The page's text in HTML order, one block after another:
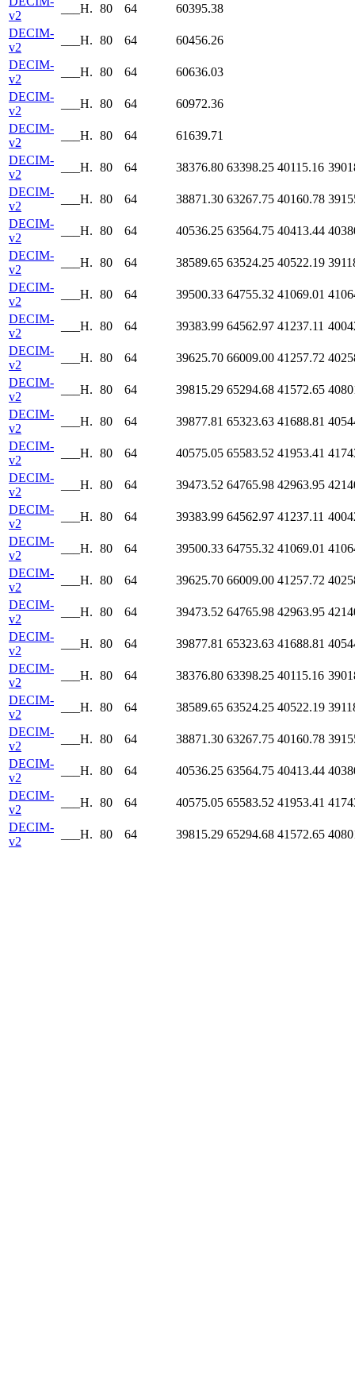
v2
___H. 80 64
60395.38
DECIM-
v2
___H. 80 64
60456.26
DECIM-
v2
___H. 80 64
60636.03
DECIM-
v2
___H. 80 64
60972.36
DECIM-
v2
___H. 80 64
61639.71
DECIM-
v2
___H. 80 64 38376.80 63398.25 40115.16
DECIM-
v2
___H. 80 64 38871.30 63267.75 40160.78
DECIM-
v2
___H. 80 64 40536.25 63564.75 40413.44
DECIM-
v2
___H. 80 64 38589.65 63524.25 40522.19
DECIM-
v2
___H. 80 64 39500.33 64755.32 41069.01
DECIM-
v2
___H. 80 64 39383.99 64562.97 41237.11
DECIM-
v2
___H. 80 64 39625.70 66009.00 41257.72
DECIM-
v2
___H. 80 64 39815.29 65294.68 41572.65
DECIM-
v2
___H. 80 64 39877.81 65323.63 41688.81
DECIM-
v2
___H. 80 64 40575.05 65583.52 41953.41
DECIM-
v2
___H. 80 64 39473.52 64765.98 42963.95
DECIM-
v2
___H. 80 64 39383.99 64562.97 41237.11
DECIM-
v2
___H. 80 64 39500.33 64755.32 41069.01
DECIM-
v2
___H. 80 64 39625.70 66009.00 41257.72
DECIM-
v2
___H. 80 64 39473.52 64765.98 42963.95
DECIM-
v2
___H. 80 64 39877.81 65323.63 41688.81
DECIM-
v2
___H. 80 64 38376.80 63398.25 40115.16
DECIM-
v2
___H. 80 64 38589.65 63524.25 40522.19
DECIM-
v2
___H. 80 64 38871.30 63267.75 40160.78
DECIM-
v2
___H. 80 64 40536.25 63564.75 40413.44
DECIM-
v2
___H. 80 64 40575.05 65583.52 41953.41
DECIM-
v2
___H. 80 64 39815.29 65294.68 41572.65